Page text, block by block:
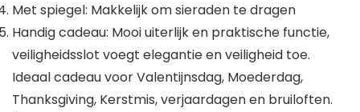
Met spiegel: Makkelijk om sieraden te dragen
Handig cadeau: Mooi uiterlijk en praktische functie,
veiligheidsslot voegt elegantie en veiligheid toe.
Ideaal cadeau voor Valentijnsdag, Moederdag,
Thanksgiving, Kerstmis, verjaardagen en bruiloften.